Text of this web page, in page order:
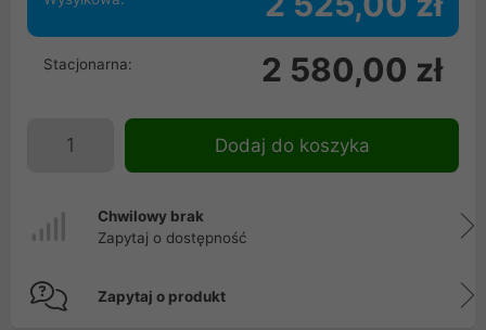
Stacjonarna: 2 580,00 zł
Dodaj do koszyka
Chwilowy brak
Zapytaj o dostępność
Zapytaj o produkt